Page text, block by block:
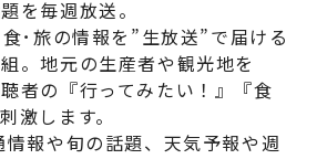
を毎週放送。
･旅の情報を”生放送”で届ける
。地元の生産者や観光地を
者の『行ってみたい！』『食
激します。
報や旬の話題、天気予報や週